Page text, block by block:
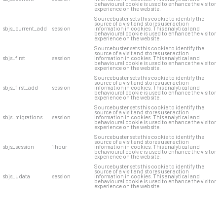
behavioural cookie is used to enhance the visitor
experience on the website.
sbjs_current_add session
Sourcebuster sets this cookie to identify the
source of a visit and stores user action
information in cookies. This analytical and
behavioural cookie is used to enhance the visitor
experience on the website.
sbjs_first session
Sourcebuster sets this cookie to identify the
source of a visit and stores user action
information in cookies. This analytical and
behavioural cookie is used to enhance the visitor
experience on the website.
sbjs_first_add session
Sourcebuster sets this cookie to identify the
source of a visit and stores user action
information in cookies. This analytical and
behavioural cookie is used to enhance the visitor
experience on the website.
sbjs_migrations session
Sourcebuster sets this cookie to identify the
source of a visit and stores user action
information in cookies. This analytical and
behavioural cookie is used to enhance the visitor
experience on the website.
sbjs_session 1 hour
Sourcebuster sets this cookie to identify the
source of a visit and stores user action
information in cookies. This analytical and
behavioural cookie is used to enhance the visitor
experience on the website.
sbjs_udata session
Sourcebuster sets this cookie to identify the
source of a visit and stores user action
information in cookies. This analytical and
behavioural cookie is used to enhance the visitor
experience on the website.